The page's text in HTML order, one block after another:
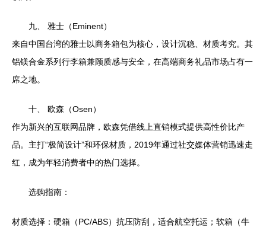
九、 雅士（Eminent）
来自中国台湾的雅士以商务箱包为核心，设计沉稳、材质考究。其
铝镁合金系列行李箱兼顾质感与安全，在高端商务礼品市场占有一
席之地。
十、 欧森（Osen）
作为新兴的互联网品牌，欧森凭借线上直销模式提供高性价比产
品。主打“极简设计”和环保材质，2019年通过社交媒体营销迅速走
红，成为年轻消费者中的热门选择。
选购指南：
材质选择：硬箱（PC/ABS）抗压防刮，适合航空托运；软箱（牛